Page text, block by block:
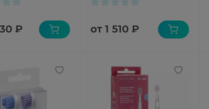
₽ от 1 510 ₽